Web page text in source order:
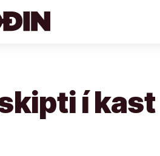
í kast